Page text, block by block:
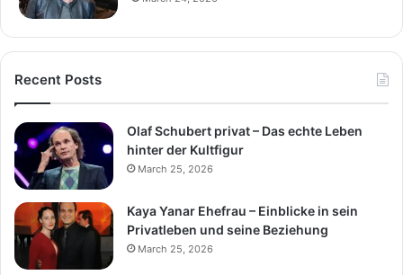
Recent Posts
Olaf Schubert privat – Das echte Leben
hinter der Kultfigur
March 25, 2026
Kaya Yanar Ehefrau – Einblicke in sein
Privatleben und seine Beziehung
March 25, 2026